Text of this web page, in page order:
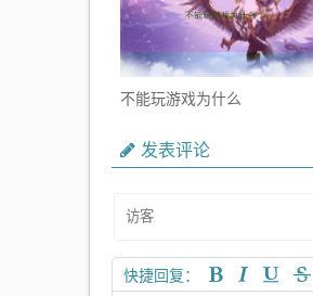
不能玩游戏为什么
发表评论
快捷回复：